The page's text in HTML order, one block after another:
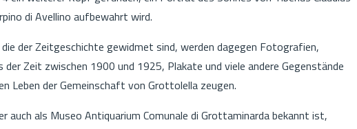
di Avellino aufbewahrt wird.
der Zeitgeschichte gewidmet sind, werden dagegen Fotografien,
Zeit zwischen 1900 und 1925, Plakate und viele andere Gegenstände
Leben der Gemeinschaft von Grottolella zeugen.
auch als Museo Antiquarium Comunale di Grottaminarda bekannt ist,